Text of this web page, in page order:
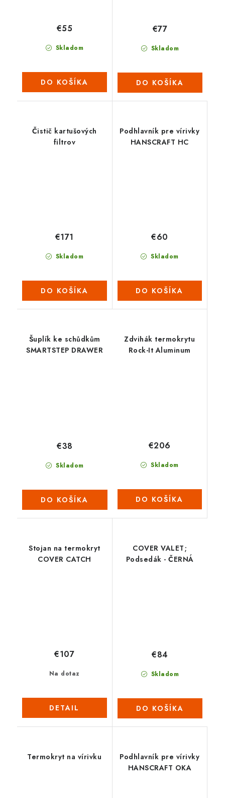
Skladom
€55
DO KOŠÍKA
Skladom
€77
DO KOŠÍKA
Čistič kartušových
filtrov
Skladom
€171
DO KOŠÍKA
Podhlavník pre vírivky
HANSCRAFT HC
Skladom
€60
DO KOŠÍKA
Šuplík ke schůdkům
SMARTSTEP DRAWER
Skladom
€38
DO KOŠÍKA
Zdvihák termokrytu
Rock-It Aluminum
Skladom
€206
DO KOŠÍKA
Stojan na termokryt
COVER CATCH
Na dotaz
€107
DETAIL
COVER VALET;
Podsedák - ČERNÁ
Skladom
€84
DO KOŠÍKA
Termokryt na vírivku
Podhlavník pre vírivky
HANSCRAFT OKA